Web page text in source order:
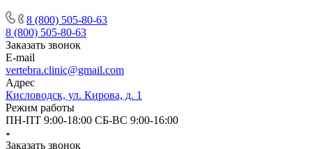
8 (800) 505-80-63
8 (800) 505-80-63
Заказать звонок
E-mail
vertebra.clinic@gmail.com
Адрес
Кисловодск, ул. Кирова, д. 1
Режим работы
ПН-ПТ 9:00-18:00 СБ-ВС 9:00-16:00
Заказать звонок